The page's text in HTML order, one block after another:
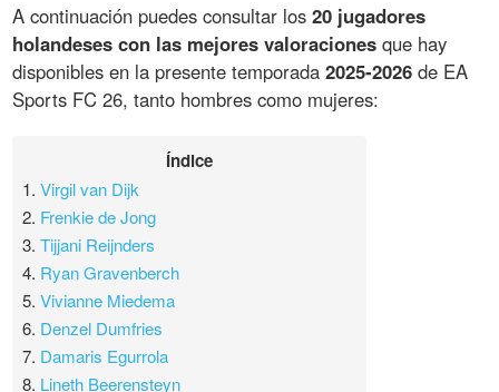
A continuación puedes consultar los20 jugadores
holandeses con las mejores valoraciones que hay
disponibles en la presente temporada2025-2026 de EA
Sports FC 26, tanto hombres como mujeres:
Índice
1.Virgil van Dijk
2. Frenkie de Jong
3.Tijjani Reijnders
4. Ryan Gravenberch
5.Vivianne Miedema
6. Denzel Dumfries
7. Damaris Egurrola
8. Lineth Beerensteyn